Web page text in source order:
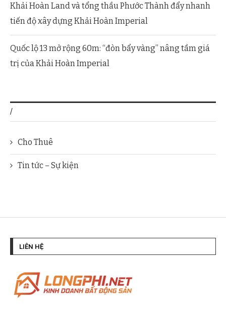
Khải Hoàn Land và tổng thầu Phước Thành đẩy nhanh
tiến độ xây dựng Khải Hoàn Imperial
Quốc lộ 13 mở rộng 60m: “đòn bẩy vàng” nâng tầm giá
trị của Khải Hoàn Imperial
/
Cho Thuê
Tin tức – Sự kiện
LIÊN HỆ